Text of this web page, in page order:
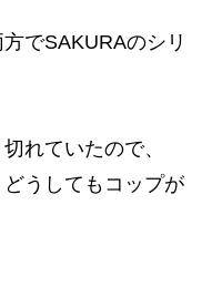
でSAKURAのシリ
れていたので、
うしてもコップが